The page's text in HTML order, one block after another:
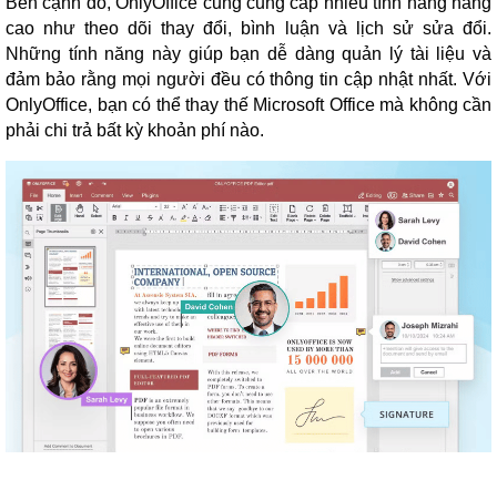
cao như theo dõi thay đổi, bình luận và lịch sử sửa đổi.
Những tính năng này giúp bạn dễ dàng quản lý tài liệu và
đảm bảo rằng mọi người đều có thông tin cập nhật nhất. Với
OnlyOffice, bạn có thể thay thế Microsoft Office mà không cần
phải chi trả bất kỳ khoản phí nào.